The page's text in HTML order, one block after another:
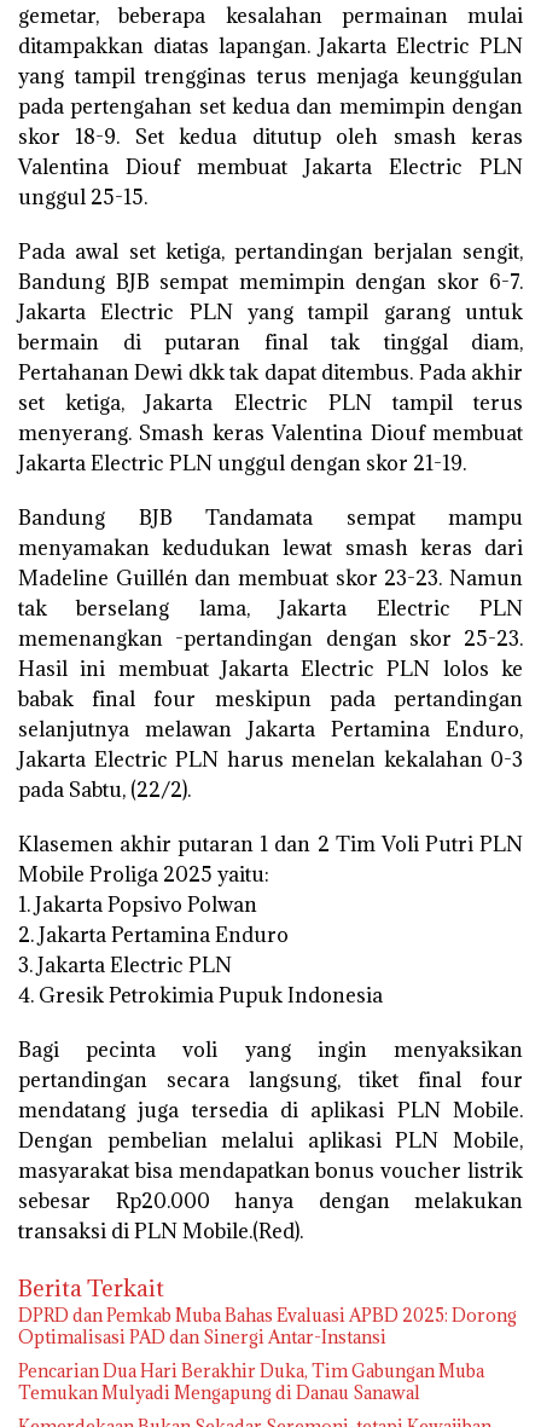
gemetar, beberapa kesalahan permainan mulai
ditampakkan diatas lapangan. Jakarta Electric PLN
yang tampil trengginas terus menjaga keunggulan
pada pertengahan set kedua dan memimpin dengan
skor 18-9. Set kedua ditutup oleh smash keras
Valentina Diouf membuat Jakarta Electric PLN
unggul 25-15.
Pada awal set ketiga, pertandingan berjalan sengit,
Bandung BJB sempat memimpin dengan skor 6-7.
Jakarta Electric PLN yang tampil garang untuk
bermain di putaran final tak tinggal diam,
Pertahanan Dewi dkk tak dapat ditembus. Pada akhir
set ketiga, Jakarta Electric PLN tampil terus
menyerang. Smash keras Valentina Diouf membuat
Jakarta Electric PLN unggul dengan skor 21-19.
Bandung BJB Tandamata sempat mampu
menyamakan kedudukan lewat smash keras dari
Madeline Guillén dan membuat skor 23-23. Namun
tak berselang lama, Jakarta Electric PLN
memenangkan -pertandingan dengan skor 25-23.
Hasil ini membuat Jakarta Electric PLN lolos ke
babak final four meskipun pada pertandingan
selanjutnya melawan Jakarta Pertamina Enduro,
Jakarta Electric PLN harus menelan kekalahan 0-3
pada Sabtu, (22/2).
Klasemen akhir putaran 1 dan 2 Tim Voli Putri PLN
Mobile Proliga 2025 yaitu:
1. Jakarta Popsivo Polwan
2. Jakarta Pertamina Enduro
3. Jakarta Electric PLN
4. Gresik Petrokimia Pupuk Indonesia
Bagi pecinta voli yang ingin menyaksikan
pertandingan secara langsung, tiket final four
mendatang juga tersedia di aplikasi PLN Mobile.
Dengan pembelian melalui aplikasi PLN Mobile,
masyarakat bisa mendapatkan bonus voucher listrik
sebesar Rp20.000 hanya dengan melakukan
transaksi di PLN Mobile.(Red).
Berita Terkait
DPRD dan Pemkab Muba Bahas Evaluasi APBD 2025: Dorong
Optimalisasi PAD dan Sinergi Antar-Instansi
Pencarian Dua Hari Berakhir Duka, Tim Gabungan Muba
Temukan Mulyadi Mengapung di Danau Sanawal